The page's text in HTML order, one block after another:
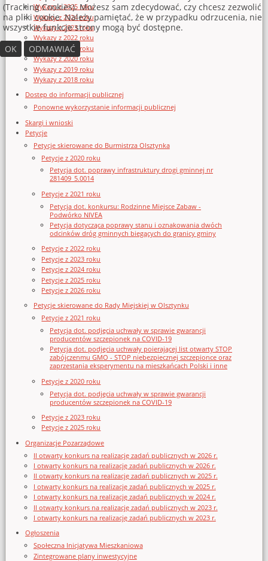
Wykazy z 2025 roku
Wykazy z 2024 roku
Wykazy z 2023 roku
Wykazy z 2022 roku
Wykazy z 2021 roku
Wykazy z 2020 roku
Wykazy z 2019 roku
Wykazy z 2018 roku
Dostęp do informacji publicznej
Ponowne wykorzystanie informacji publicznej
Skargi i wnioski
Petycje
Petycje skierowane do Burmistrza Olsztynka
Petycje z 2020 roku
Petycja dot. poprawy infrastruktury drogi gminnej nr
281409_5.0014
Petycje z 2021 roku
Petycja dot. konkursu: Rodzinne Miejsce Zabaw -
Podwórko NIVEA
Petycja dotycząca poprawy stanu i oznakowania dwóch
odcinków dróg gminnych biegących do granicy gminy
Petycje z 2022 roku
Petycje z 2023 roku
Petycje z 2024 roku
Petycje z 2025 roku
Petycje z 2026 roku
Petycje skierowane do Rady Miejskiej w Olsztynku
Petycje z 2021 roku
Petycja dot. podjęcia uchwały w sprawie gwarancji
producentów szczepionek na COVID-19
Petycja dot. podjęcia uchwały poierającej list otwarty STOP
zabójczenmu GMO - STOP niebezpiecznej szczepionce oraz
zaprzestania eksperymentu na mieszkańcach Polski i inne
Petycje z 2020 roku
Petycja dot. podjęcia uchwały w sprawie gwarancji
producentów szczepionek na COVID-19
Petycje z 2023 roku
Petycje z 2025 roku
Organizacje Pozarządowe
II otwarty konkurs na realizację zadań publicznych w 2026 r.
I otwarty konkurs na realizację zadań publicznych w 2026 r.
II otwarty konkurs na realizację zadań publicznych w 2025 r.
I otwarty konkurs na realizację zadań publicznych w 2025 r.
I otwarty konkurs na realizację zadań publicznych w 2024 r.
II otwarty konkurs na realizację zadań publicznych w 2023 r.
I otwarty konkurs na realizację zadań publicznych w 2023 r.
Ogłoszenia
Społeczna Inicjatywa Mieszkaniowa
Zintegrowane plany inwestycyjne
(Tracking Cookies). Możesz sam zdecydować, czy chcesz zezwolić
na pliki cookie. Należy pamiętać, że w przypadku odrzucenia, nie
wszystkie funkcje strony mogą być dostępne.
OK
ODMAWIAĆ